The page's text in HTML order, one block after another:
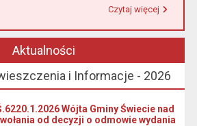
Czytaj więcej
Aktualności
i Informacje - 2026
Wójta Gminy Świecie nad
od decyzji o odmowie wydania